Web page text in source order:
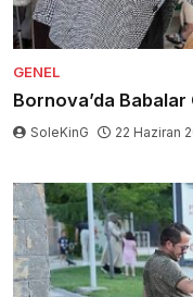
GENEL
Bornova’da
SoleKinG 22 Haziran